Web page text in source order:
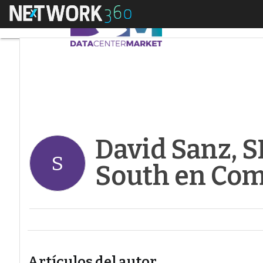
Menú David Sanz, SR
S
David Sanz,
South en